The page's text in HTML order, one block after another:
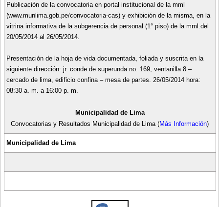
Publicación de la convocatoria en portal institucional de la mml
(www.munlima.gob.pe/convocatoria-cas) y exhibición de la misma, en la
vitrina informativa de la subgerencia de personal (1° piso) de la mml.del
20/05/2014 al 26/05/2014.
Presentación de la hoja de vida documentada, foliada y suscrita en la
siguiente dirección: jr. conde de superunda no. 169, ventanilla 8 –
cercado de lima, edificio confina – mesa de partes. 26/05/2014 hora:
08:30 a. m. a 16:00 p. m.
Municipalidad de Lima
Convocatorias y Resultados Municipalidad de Lima (Más Información)
Municipalidad de Lima